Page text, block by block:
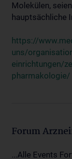
Molekülen,
hauptsächliche
https://
uns/
einrichtungen/
pharmakologie/
Forum
...Alle Events